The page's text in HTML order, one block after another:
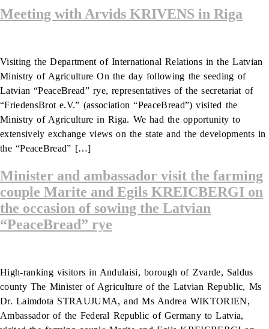
Meeting with Arvids KRIVENS in Riga
Visiting the Department of International Relations in the Latvian
Ministry of Agriculture On the day following the seeding of
Latvian “PeaceBread” rye, representatives of the secretariat of
“FriedensBrot e.V.” (association “PeaceBread”) visited the
Ministry of Agriculture in Riga. We had the opportunity to
extensively exchange views on the state and the developments in
the “PeaceBread” […]
Minister and ambassador visit the farming
couple Marite and Egils KREICBERGI on
the occasion of sowing the Latvian
“PeaceBread” rye
High-ranking visitors in Andulaisi, borough of Zvarde, Saldus
county The Minister of Agriculture of the Latvian Republic, Ms
Dr. Laimdota STRAUJUMA, and Ms Andrea WIKTORIEN,
Ambassador of the Federal Republic of Germany to Latvia,